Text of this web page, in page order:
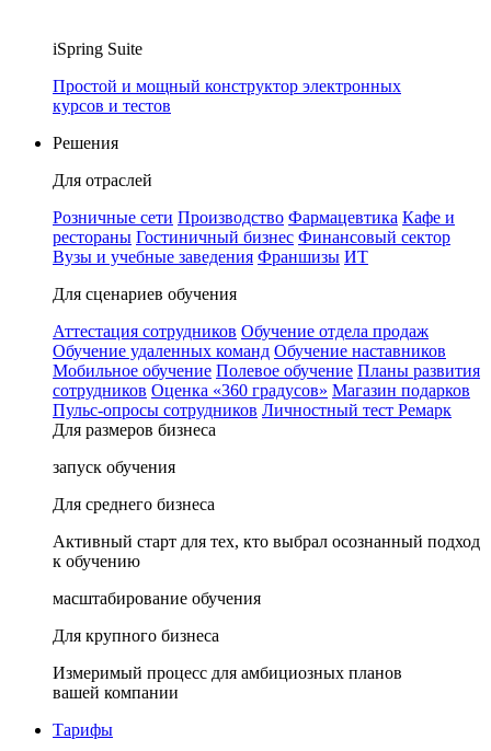
iSpring Suite
Простой и мощный конструктор электронных
курсов и тестов
Решения
Для отраслей
Розничные сети Производство Фармацевтика Кафе и
рестораны Гостиничный бизнес Финансовый сектор
Вузы и учебные заведения Франшизы ИТ
Для сценариев обучения
Аттестация сотрудников Обучение отдела продаж
Обучение удаленных команд Обучение наставников
Мобильное обучение Полевое обучение Планы развития
сотрудников Оценка «360 градусов» Магазин подарков
Пульс-опросы сотрудников Личностный тест Ремарк
Для размеров бизнеса
запуск обучения
Для среднего бизнеса
Активный старт для тех, кто выбрал осознанный подход
к обучению
масштабирование обучения
Для крупного бизнеса
Измеримый процесс для амбициозных планов
вашей компании
Тарифы